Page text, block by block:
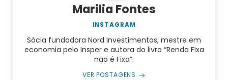
Marilia Fontes
INSTAGRAM
Sócia fundadora Nord Investimentos, mestre em
economia pelo Insper e autora do livro “Renda Fixa
não é Fixa”.
VER POSTAGENS